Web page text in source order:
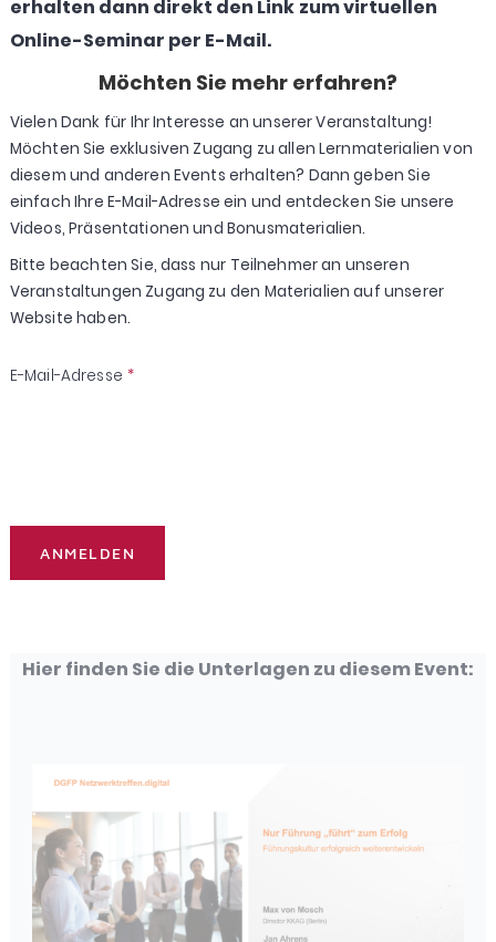
erhalten dann direkt den Link zum virtuellen
Online-Seminar per E-Mail.
Möchten Sie mehr erfahren?
Vielen Dank für Ihr Interesse an unserer Veranstaltung!
Möchten Sie exklusiven Zugang zu allen Lernmaterialien von
diesem und anderen Events erhalten? Dann geben Sie
einfach Ihre E-Mail-Adresse ein und entdecken Sie unsere
Videos, Präsentationen und Bonusmaterialien.
Bitte beachten Sie, dass nur Teilnehmer an unseren
Veranstaltungen Zugang zu den Materialien auf unserer
Website haben.
E-Mail-Adresse*
Hier finden Sie die Unterlagen zu diesem Event: